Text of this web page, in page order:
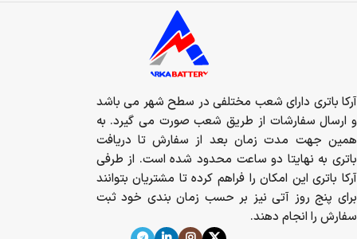
آرکا باتری دارای شعب مختلفی در سطح شهر می باشد
و ارسال سفارشات از طریق شعب صورت می گیرد. به
همین جهت مدت زمان بعد از سفارش تا دریافت
باتری به نهایتا دو ساعت محدود شده است. از طرفی
آرکا باتری این امکان را فراهم کرده تا مشتریان بتوانند
برای پنج روز آتی نیز بر حسب زمان بندی خود ثبت
سفارش را انجام دهند.